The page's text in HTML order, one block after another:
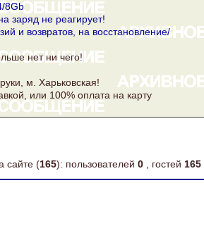
8Gb
заряд не реагирует!
и возвратов, на восстановление/
нет ни чего!
м. Харьковская!
или 100% оплата на карту
сайте (165): пользователей 0 , гостей 165